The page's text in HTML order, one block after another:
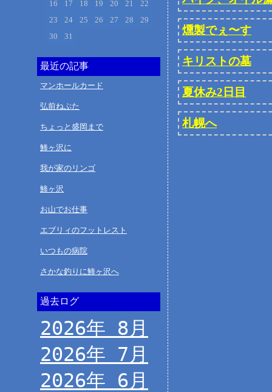
16 17 18 19 20 21
22
23
24 25 26 27 28
29
30
31
最近の記事
マンホールカード
弘前ねぷた
ちょっと盛岡まで
鯵ヶ沢に
我が家のリンゴ
鯵ヶ沢
お山でお仕事
エブリィのフットレスト
いつもの病院
さかな釣りに鯵ヶ沢へ
過去ログ
2026年 8月
2026年 7月
2026年 6月
燻製でぇ〜す
キリストの墓
夏休み2日目
札幌へ